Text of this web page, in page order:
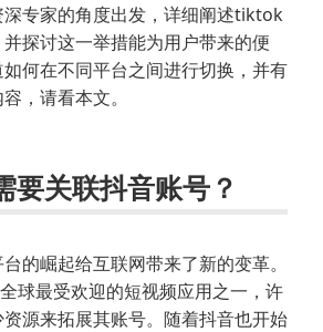
专家的角度出发，详细阐述tiktok
探讨这一举措能为用户带来的便
何在不同平台之间进行切换，并有
，请看本文。
要关联抖音账号？
的崛起给互联网带来了新的变革。
球最受欢迎的短视频应用之一，许
源来拓展其账号。随着抖音也开始